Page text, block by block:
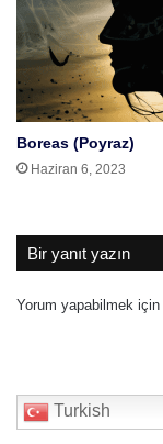
Boreas (Poyraz)
Haziran 6, 2023
Bir yanıt yazın
Yorum yapabilmek için
Turkish